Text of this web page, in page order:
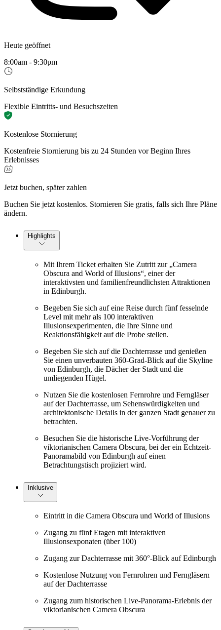
Heute geöffnet
8:00am - 9:30pm
Selbstständige Erkundung
Flexible Eintritts- und Besuchszeiten
Kostenlose Stornierung
Kostenfreie Stornierung bis zu 24 Stunden vor Beginn Ihres
Erlebnisses
Jetzt buchen, später zahlen
Buchen Sie jetzt kostenlos. Stornieren Sie gratis, falls sich Ihre Pläne
ändern.
Highlights
Mit Ihrem Ticket erhalten Sie Zutritt zur „Camera
Obscura and World of Illusions“, einer der
interaktivsten und familienfreundlichsten Attraktionen
in Edinburgh.
Begeben Sie sich auf eine Reise durch fünf fesselnde
Level mit mehr als 100 interaktiven
Illusionsexperimenten, die Ihre Sinne und
Reaktionsfähigkeit auf die Probe stellen.
Begeben Sie sich auf die Dachterrasse und genießen
Sie einen unverbauten 360-Grad-Blick auf die Skyline
von Edinburgh, die Dächer der Stadt und die
umliegenden Hügel.
Nutzen Sie die kostenlosen Fernrohre und Ferngläser
auf der Dachterrasse, um Sehenswürdigkeiten und
architektonische Details in der ganzen Stadt genauer zu
betrachten.
Besuchen Sie die historische Live-Vorführung der
viktorianischen Camera Obscura, bei der ein Echtzeit-
Panoramabild von Edinburgh auf einen
Betrachtungstisch projiziert wird.
Inklusive
Eintritt in die Camera Obscura und World of Illusions
Zugang zu fünf Etagen mit interaktiven
Illusionsexponaten (über 100)
Zugang zur Dachterrasse mit 360°-Blick auf Edinburgh
Kostenlose Nutzung von Fernrohren und Ferngläsern
auf der Dachterrasse
Zugang zum historischen Live-Panorama-Erlebnis der
viktorianischen Camera Obscura